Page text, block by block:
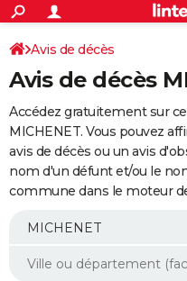
ACTUALITÉS
Politique
Société
Faits Divers
Education
Monde
Villes
+
SPORT
Coupe du monde 2026
Football
Tennis
Cyclisme
Rugby
Forum
Programme TV
TNT
Streaming
Cinéma
Sorties cinéma
Musique
+
FINANCE
Retraite
Epargne
Immobilier
Risques naturels par ville
Banque
Assurance
AUTO
Essais
Réserver un essai
Citadines
Berlines
SUV
Forum auto
+
Mobiles
Meilleur smartphone
Internet
Ordinateurs
Jeux vidéo
Guide high-tech
Aménagement intérieur
Avis de décès
Avis de décès
Accédez gratuitement sur
MICHENET. Vous pouvez
avis de décès ou un avis
nom d'un défunt et/ou le
commune dans le moteur